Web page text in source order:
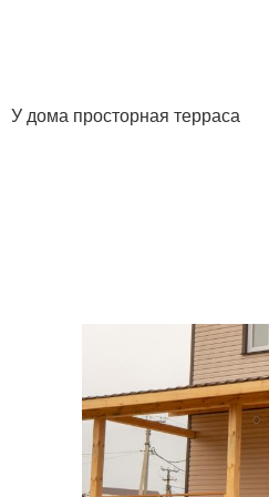
У дома просторная терраса